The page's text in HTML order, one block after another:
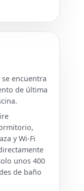
encuentra
de última
y Wi-Fi
unos 400
de baño